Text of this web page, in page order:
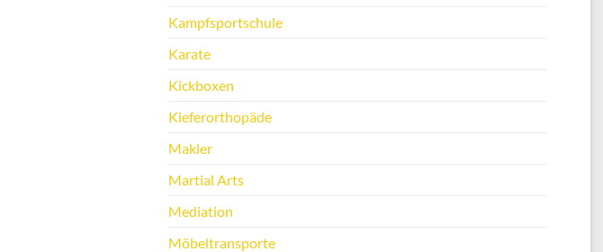
Kampfsportschule
Karate
Kickboxen
Kieferorthopäde
Makler
Martial Arts
Mediation
Möbeltransporte